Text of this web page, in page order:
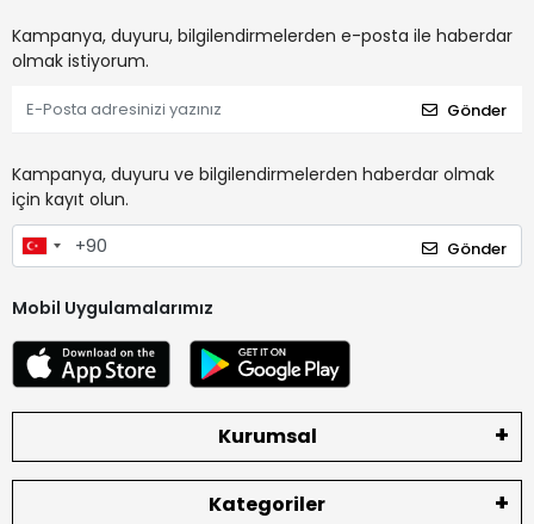
Kampanya, duyuru, bilgilendirmelerden e-posta ile haberdar
olmak istiyorum.
Gönder
Kampanya, duyuru ve bilgilendirmelerden haberdar olmak
için kayıt olun.
Gönder
Mobil Uygulamalarımız
Kurumsal
Kategoriler